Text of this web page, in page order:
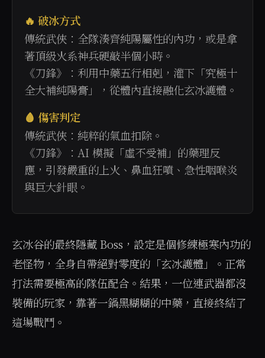
🔥 破冰方式
傳統武俠：全隊湊齊純陽屬性的內功，或是拿
著頂級火系神兵硬敲半個小時。
《刀鋒》：利用中藥五行相剋，灌下「究極十
全大補純陽膏」，從體內直接融化玄冰護體。
🩸 傷害判定
傳統武俠：純粹的氣血扣除。
《刀鋒》：AI 模擬「虛不受補」的藥理反
應，引發嚴重的上火、鼻血狂噴、急性咽喉炎
與巨大針眼。
玄冰谷的最終隱藏 Boss，設定是個修練極寒內功的
老怪物，全身自帶絕對零度的「玄冰護體」。正常
打法需要極高的隊伍配合。結果，一位連武器都沒
裝備的玩家，靠著一鍋黑糊糊的中藥，直接終結了
這場戰鬥。